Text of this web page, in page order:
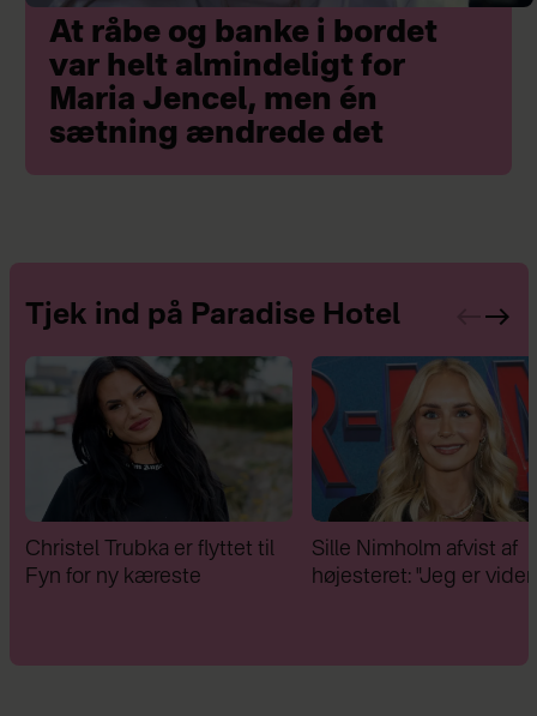
At råbe og banke i bordet
var helt almindeligt for
Maria Jencel, men én
sætning ændrede det
Tjek ind på Paradise Hotel
Trubka er flyttet til
for ny kæreste
Sille Nimholm afvist af
højesteret: "Jeg er videre"